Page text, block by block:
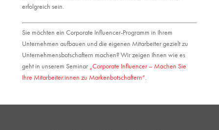
erfolgreich sein.
Sie möchten ein Corporate Influencer-Programm in Ihrem
Unternehmen aufbauen und die eigenen Mitarbeiter gezielt zu
Unternehmensbotschaftern machen? Wir zeigen Ihnen wie es
geht in unserem Seminar „Corporate Influencer – Machen Sie
Ihre Mitarbeiter:innen zu Markenbotschaftern“.